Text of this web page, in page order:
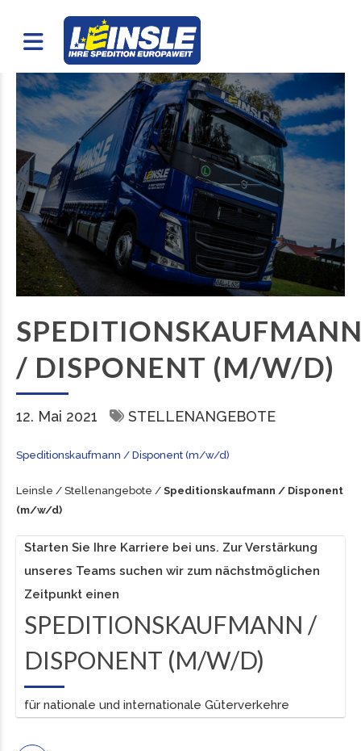
/ DISPONENT (M/W/D)
12. Mai 2021 STELLENANGEBOTE
Speditionskaufmann / Disponent (m/w/d)
Leinsle / Stellenangebote / Speditionskaufmann / Disponent
(m/w/d)
Starten Sie Ihre Karriere bei uns. Zur Verstärkung
unseres Teams suchen wir zum nächstmöglichen
Zeitpunkt einen
SPEDITIONSKAUFMANN /
DISPONENT (M/W/D)
für nationale und internationale Güterverkehre